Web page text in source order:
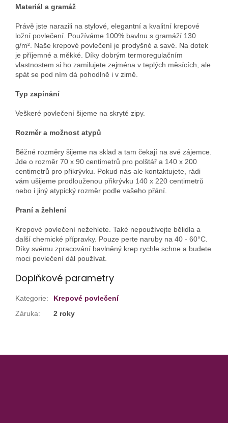
Materiál a gramáž
Právě jste narazili na stylové, elegantní a kvalitní krepové
ložní povlečení. Používáme 100% bavlnu s gramáží 130
g/m². Naše krepové povlečení je prodyšné a savé. Na dotek
je příjemné a měkké. Díky dobrým termoregulačním
vlastnostem si ho zamilujete zejména v teplých měsících, ale
spát se pod ním dá pohodlně i v zimě.
Typ zapínání
Veškeré povlečení šijeme na skryté zipy.
Rozměr a možnost atypů
Běžné rozměry šijeme na sklad a tam čekají na své zájemce.
Jde o rozměr 70 x 90 centimetrů pro polštář a 140 x 200
centimetrů pro přikrývku. Pokud nás ale kontaktujete, rádi
vám ušijeme prodlouženou přikrývku 140 x 220 centimetrů
nebo i jiný atypický rozměr podle vašeho přání.
Praní a žehlení
Krepové povlečení nežehlete. Také nepoužívejte bělidla a
další chemické přípravky. Pouze perte naruby na 40 - 60°C.
Díky svému zpracování bavlněný krep rychle schne a budete
moci povlečení dál používat.
Doplňkové parametry
Kategorie:
Krepové povlečení
Záruka: 2 roky